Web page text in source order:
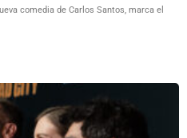
comedia de Carlos Santos, marca el